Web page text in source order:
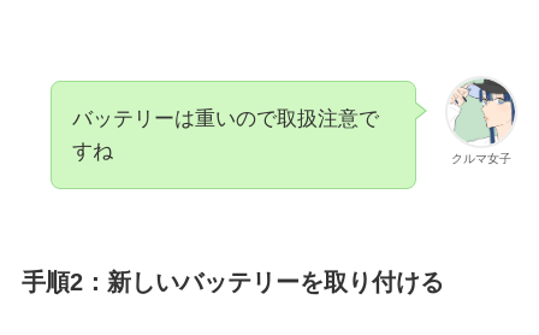
クルマ女子
バッテリーは重いので取扱注意で
すね
手順2：新しいバッテリーを取り付ける